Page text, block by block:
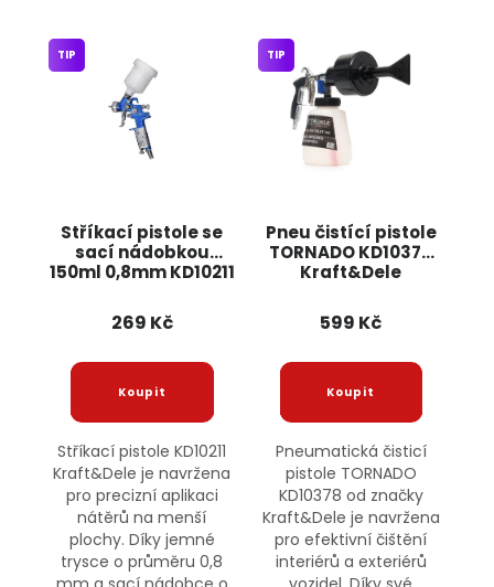
Stříkací pistole se
sací nádobkou
150ml 0,8mm KD10211
TIP
269 Kč
Stříkací pistole KD10211
Kraft&Dele je navržena
pro precizní aplikaci
nátěrů na menší
plochy. Díky jemné
trysce o průměru 0,8
Pneu čistící pistole
TORNADO KD10378
Kraft&Dele
TIP
599 Kč
Pneumatická čisticí
pistole TORNADO
KD10378 od značky
Kraft&Dele je navržena
pro efektivní čištění
interiérů a exteriérů